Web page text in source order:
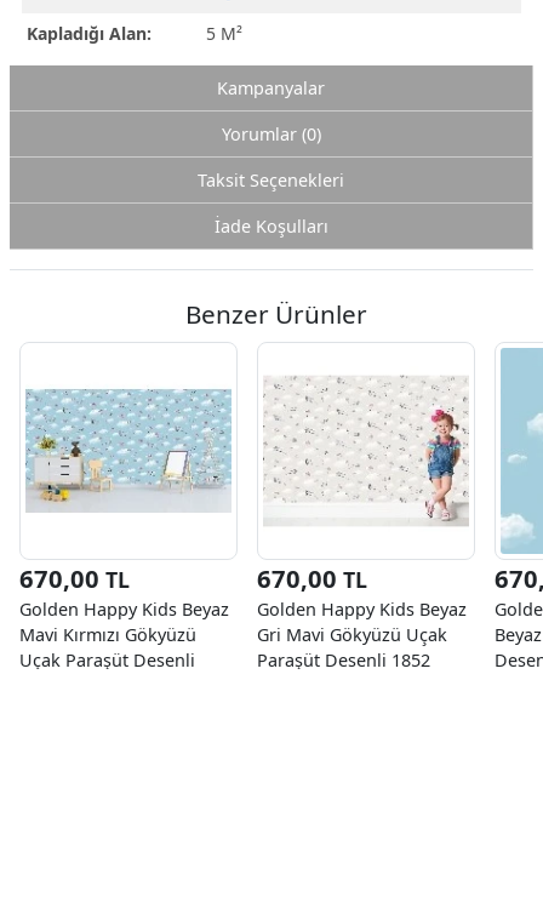
Kapladığı Alan:
5 M²
Kampanyalar
Yorumlar (0)
Taksit Seçenekleri
İade Koşulları
Benzer Ürünler
670,00 TL
Golden Happy Kids Beyaz
Mavi Kırmızı Gökyüzü
Uçak Paraşüt Desenli
670,00 TL
Golden Happy Kids Beyaz
Gri Mavi Gökyüzü Uçak
Paraşüt Desenli 1852